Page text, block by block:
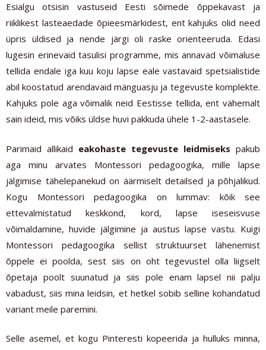
Esialgu otsisin vastuseid Eesti sõimede õppekavast ja
riiklikest lasteaedade õpieesmärkidest, ent kahjuks olid need
üpris üldised ja nende järgi oli raske orienteeruda. Edasi
lugesin erinevaid tasulisi programme, mis annavad võimaluse
tellida endale iga kuu koju lapse eale vastavaid spetsialistide
abil koostatud arendavaid mänguasju ja tegevuste komplekte.
Kahjuks pole aga võimalik neid Eestisse tellida, ent vähemalt
sain ideid, mis võiks üldse huvi pakkuda ühele 1-2-aastasele.
Parimaid allikaid eakohaste tegevuste leidmiseks pakub
aga minu arvates Montessori pedagoogika, mille lapse
jälgimise tähelepanekud on äärmiselt detailsed ja põhjalikud.
Kogu Montessori pedagoogika on lummav: kõik see
ettevalmistatud keskkond, kord, lapse iseseisvuse
võimaldamine, huvide jälgimine ja austus lapse vastu. Kuigi
Montessori pedagoogika sellist struktuurset lähenemist
õppele ei poolda, sest siis on oht tegevustel olla liigselt
õpetaja poolt suunatud ja siis pole enam lapsel nii palju
vabadust, siis mina leidsin, et hetkel sobib selline kohandatud
variant meile paremini.
Selle asemel, et kogu Pinteresti kopeerida ja hulluks minna,